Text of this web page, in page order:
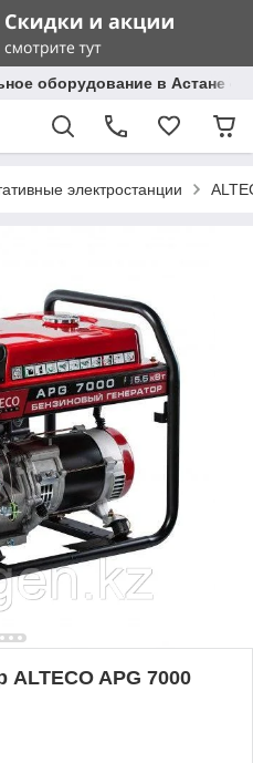
оборудование в Астане с
электростанции
APG 7000